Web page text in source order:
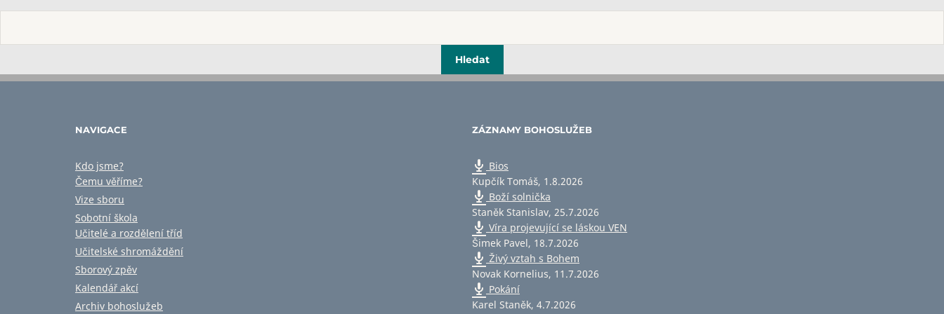
NAVIGACE
Kdo jsme?
Čemu věříme?
Vize sboru
Sobotní škola
Učitelé a rozdělení tříd
Učitelské shromáždění
Sborový zpěv
Kalendář akcí
Archiv bohoslužeb
ZÁZNAMY BOHOSLUŽEB
Bios
Kupčík Tomáš, 1.8.2026
Boží solnička
Staněk Stanislav, 25.7.2026
Víra projevující se láskou VEN
Šimek Pavel, 18.7.2026
Živý vztah s Bohem
Novak Kornelius, 11.7.2026
Pokání
Karel Staněk, 4.7.2026